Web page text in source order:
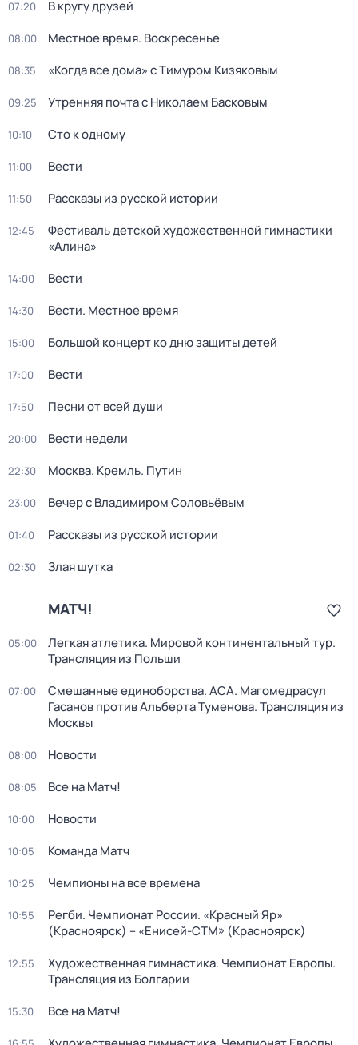
07:20 В кругу друзей
08:00 Местное время. Воскресенье
08:35 «Когда все дома» с Тимуром Кизяковым
09:25 Утренняя почта с Николаем Басковым
10:10 Сто к одному
11:00 Вести
11:50 Рассказы из русской истории
12:45
Фестиваль детской художественной гимнастики
«Алина»
14:00 Вести
14:30 Вести. Местное время
15:00 Большой концерт ко дню защиты детей
17:00 Вести
17:50 Песни от всей души
20:00 Вести недели
22:30 Москва. Кремль. Путин
23:00 Вечер с Владимиром Соловьёвым
01:40 Рассказы из русской истории
02:30 Злая шутка
МАТЧ!
05:00
Легкая атлетика. Мировой континентальный тур.
Трансляция из Польши
07:00
Смешанные единоборства. ACA. Магомедрасул
Гасанов против Альберта Туменова. Трансляция из
Москвы
08:00 Новости
08:05 Все на Матч!
10:00 Новости
10:05 Команда Матч
10:25 Чемпионы на все времена
10:55
Регби. Чемпионат России. «Красный Яр»
(Красноярск) – «Енисей-СТМ» (Красноярск)
12:55
Художественная гимнастика. Чемпионат Европы.
Трансляция из Болгарии
15:30 Все на Матч!